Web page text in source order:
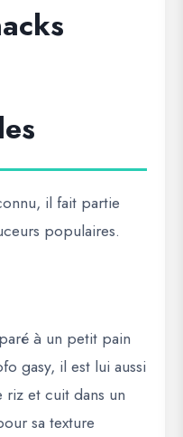
il fait partie
populaires.
à un petit pain
gasy, il est lui aussi
et cuit dans un
sa texture